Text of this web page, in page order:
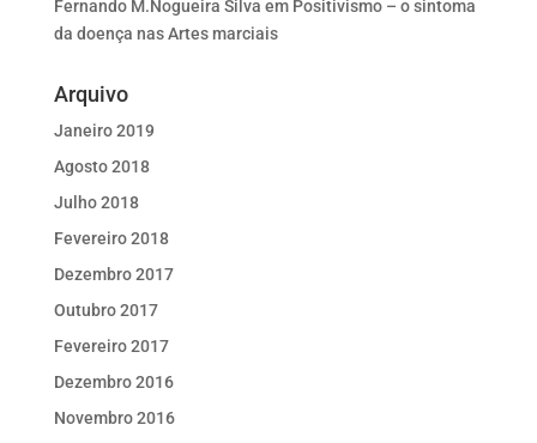
Fernando M.Nogueira Silva em Positivismo – o sintoma
da doença nas Artes marciais
Arquivo
Janeiro 2019
Agosto 2018
Julho 2018
Fevereiro 2018
Dezembro 2017
Outubro 2017
Fevereiro 2017
Dezembro 2016
Novembro 2016